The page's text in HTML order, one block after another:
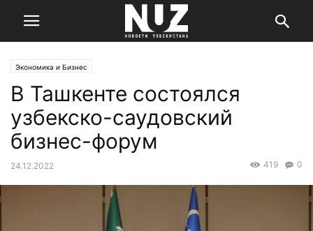
Экономика и Бизнес
В Ташкенте состоялся
узбекско-саудовский
бизнес-форум
24.12.2022 0
419